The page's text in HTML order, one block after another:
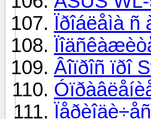
Ïðîáëåìà ñ
Âîïðîñ ïðî